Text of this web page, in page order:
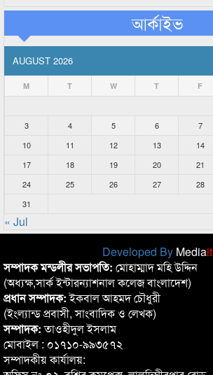
আর্কাইভ
AUGUST 2026
M T W T F
3
4 5 6 7
10
11 12 13 14
17
18 19 20 21
24
25 26 27 28
31
« Jul
Developed By Mediait
সম্পাদক মন্ডলীর সভাপতি: মোহাম্মাদ মহি উদ্দিন
(অধ্যক্ষ,সার্ক ইন্টারন্যাশনাল কলেজ বাংলাদেশ)
প্রধান সম্পাদক:ইকবাল আহমদ চৌধুরী
(ইংল্যান্ড প্রবাসী, সাংবাদিক ও লেখক)
সম্পাদক:তাওহীদুল ইসলাম
মোবাইল : ০১৭১০-৯৯৩৫৭২
সম্পাদকীয় কার্যালয়: